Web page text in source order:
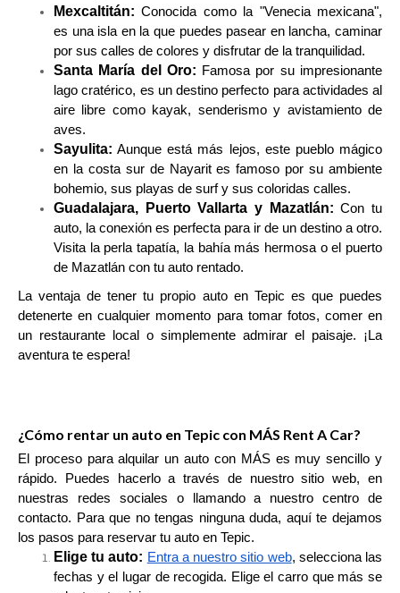
Mexcaltitán: Conocida como la "Venecia mexicana",
es una isla en la que puedes pasear en lancha, caminar
por sus calles de colores y disfrutar de la tranquilidad.
Santa María del Oro: Famosa por su impresionante
lago cratérico, es un destino perfecto para actividades al
aire libre como kayak, senderismo y avistamiento de
aves.
Sayulita: Aunque está más lejos, este pueblo mágico
en la costa sur de Nayarit es famoso por su ambiente
bohemio, sus playas de surf y sus coloridas calles.
Guadalajara, Puerto Vallarta y Mazatlán: Con tu
auto, la conexión es perfecta para ir de un destino a otro.
Visita la perla tapatía, la bahía más hermosa o el puerto
de Mazatlán con tu auto rentado.
La ventaja de tener tu propio auto en Tepic es que puedes
detenerte en cualquier momento para tomar fotos, comer en
un restaurante local o simplemente admirar el paisaje. ¡La
aventura te espera!
¿Cómo rentar un auto en Tepic con MÁS Rent A Car?
El proceso para alquilar un auto con MÁS es muy sencillo y
rápido. Puedes hacerlo a través de nuestro sitio web, en
nuestras redes sociales o llamando a nuestro centro de
contacto. Para que no tengas ninguna duda, aquí te dejamos
los pasos para reservar tu auto en Tepic.
Elige tu auto: Entra a nuestro sitio web, selecciona las
fechas y el lugar de recogida. Elige el carro que más se